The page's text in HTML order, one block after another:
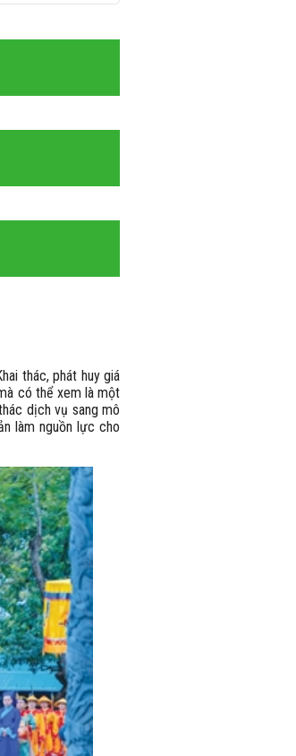
thác, phát huy giá
có thể xem là một
dịch vụ sang mô
làm nguồn lực cho